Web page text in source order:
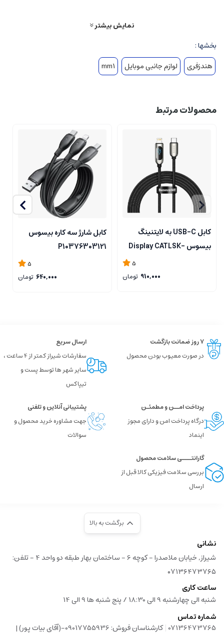
نمایش بیشتر
بخشها :
هندزفری
لوازم جانبی موبایل mm1
محصولات مرتبط
کابل USB-C به لایتنینگ
بیسوس Display CATLSK-
5
910,000 تومان
کابل شارژ سه کاره بیسوس
P10376303121
5
640,000 تومان
۷ روز ضمانت بازگشت
در صورت معیوب بودن محصول
ارسال سریع
سفارشات شیراز کمتر از 4 ساعت ،
سایر شهر ها توسط پست و
تیپاکس
پرداخت امــن و مطمئـن
درگاه پرداخت امن و دارای مجوز
اینماد
پشتیبانی آنلاین و تلفنی
جهت مشاوره خرید محصول و
سوالات
گارانتــــی سلامت محصول
بررسی سلامت فیزیکی کالا قبل از
ارسال
برگشت به بالا
نشانی
شیراز, خیابان ملاصدرا - کوچه 6 - ساختمان بهار طبقه دو واحد 4 - تلفن:
۰۷۱۳۶۴۷۳۷۶۵
ساعت کاری
شنبه الی چهارشنبه 9 الی 18:30 / پنج شنبه ها 9 الی 14
شماره تماس
07136473765
| کارشناسان فروش: 09017755936-(آقای بیات پور) |